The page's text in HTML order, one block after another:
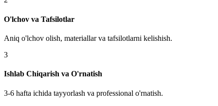
O'lchov va Tafsilotlar
Aniq o'lchov olish, materiallar va tafsilotlarni kelishish.
3
Ishlab Chiqarish va O'rnatish
3-6 hafta ichida tayyorlash va professional o'rnatish.